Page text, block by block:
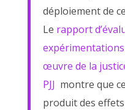
déploiement de
Le rapport
œuvre de la
PJJ montre que
produit des